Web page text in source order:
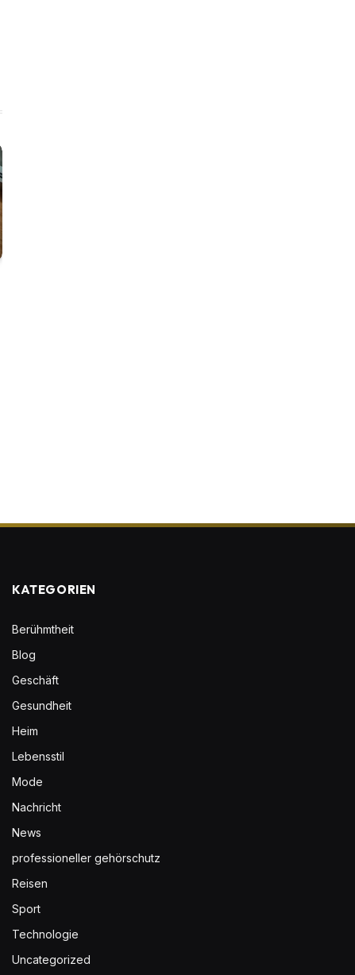
KATEGORIEN
Berühmtheit
Blog
Geschäft
Gesundheit
Heim
Lebensstil
Mode
Nachricht
News
professioneller gehörschutz
Reisen
Sport
Technologie
Uncategorized